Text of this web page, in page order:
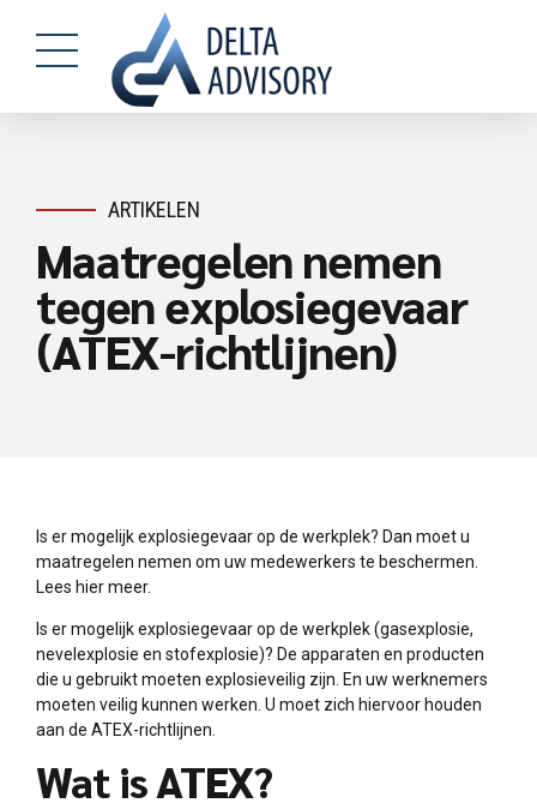
ARTIKELEN
Maatregelen nemen
tegen explosiegevaar
(ATEX-richtlijnen)
Is er mogelijk explosiegevaar op de werkplek? Dan moet u
maatregelen nemen om uw medewerkers te beschermen.
Lees hier meer.
Is er mogelijk explosiegevaar op de werkplek (gasexplosie,
nevelexplosie en stofexplosie)? De apparaten en producten
die u gebruikt moeten explosieveilig zijn. En uw werknemers
moeten veilig kunnen werken. U moet zich hiervoor houden
aan de ATEX-richtlijnen.
Wat is ATEX?